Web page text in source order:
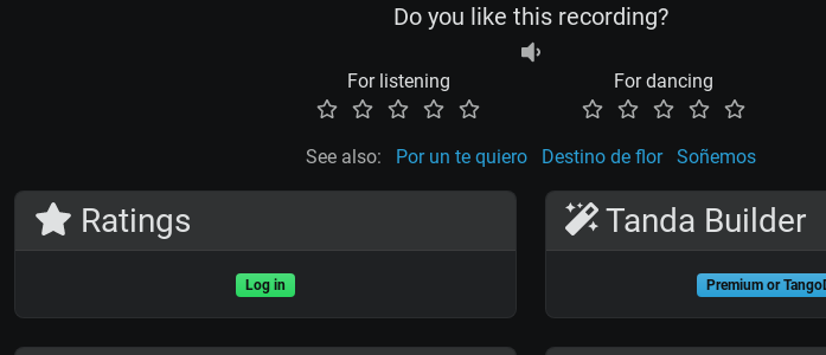
Do you like this recording?
For listening For dancing
See also: Por un te quiero Destino de flor Soñemos
Ratings
Log in
Tanda Builder
Premium or